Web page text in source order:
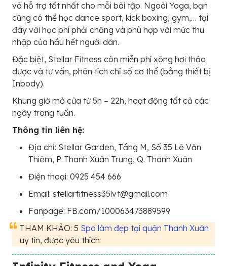
và hỗ trợ tốt nhất cho mỗi bài tập. Ngoài Yoga, bạn
cũng có thể học dance sport, kick boxing, gym,… tại
đây với học phí phải chăng và phù hợp với mức thu
nhập của hầu hết người dân.
Đặc biệt, Stellar Fitness còn miễn phí xông hơi thảo
dược và tư vấn, phân tích chỉ số cơ thể (bằng thiết bị
Inbody).
Khung giờ mở cửa từ 5h – 22h, hoạt động tất cả các
ngày trong tuần.
Thông tin liên hệ:
Địa chỉ: Stellar Garden, Tầng M, Số 35 Lê Văn
Thiêm, P. Thanh Xuân Trung, Q. Thanh Xuân
Điện thoại: 0925 454 666
Email: stellarfitness35lvt@gmail.com
Fanpage: FB.com/100063473889599
THAM KHẢO: 5 Spa làm đẹp tại quận Thanh Xuân
uy tín, được yêu thích